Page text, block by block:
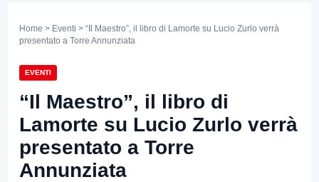
Home > Eventi > “Il Maestro”, il libro di Lamorte su Lucio Zurlo verrà
presentato a Torre Annunziata
EVENTI
“Il Maestro”, il libro di
Lamorte su Lucio Zurlo verrà
presentato a Torre
Annunziata